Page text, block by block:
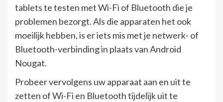
tablets te testen met Wi-Fi of Bluetooth die je
problemen bezorgt. Als die apparaten het ook
moeilijk hebben, is er iets mis met je netwerk- of
Bluetooth-verbinding in plaats van Android
Nougat.
Probeer vervolgens uw apparaat aan en uit te
zetten of Wi-Fi en Bluetooth tijdelijk uit te